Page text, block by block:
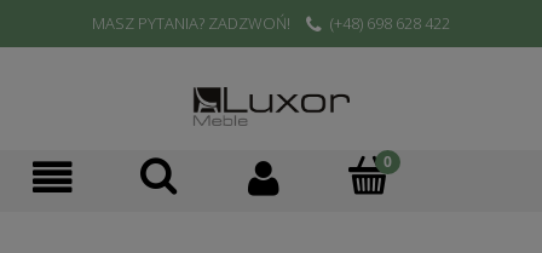
MASZ PYTANIA? ZADZWOŃ! (+48) 698 628 422